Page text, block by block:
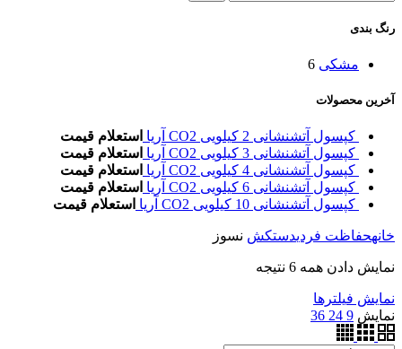
رنگ بندی
مشکی 6
آخرین محصولات
کپسول آتشنشانی 2 کیلویی CO2 آریا
استعلام قیمت
کپسول آتشنشانی 3 کیلویی CO2 آریا
استعلام قیمت
کپسول آتشنشانی 4 کیلویی CO2 آریا
استعلام قیمت
کپسول آتشنشانی 6 کیلویی CO2 آریا
استعلام قیمت
کپسول آتشنشانی 10 کیلویی CO2 آریا
استعلام قیمت
خانهحفاظت فردیدستکش نسوز
نمایش دادن همه 6 نتیجه
نمایش فیلترها
نمایش 9
24
36